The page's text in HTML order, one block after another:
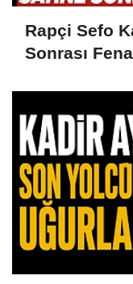
Rapçi Sefo
Sonrası